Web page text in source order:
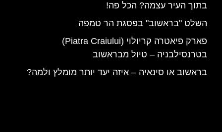
בתוך העיר עצמה? הכל פה!
השלט "בראשוב" בפסגת הר טמפה
פארק פיאטרה קריולוי (Piatra Craiului)
בטרנסילבניה – טיול מבראשוב
בראשוב או סינאיה – איזה יעד יותר מומלץ ולמה?